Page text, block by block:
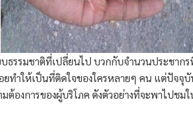
รรมชาติที่เปลี่ยนไป บวกกับจำนวนประชา
ทำให้เป็นที่ติดใจของใครหลายๆ คน แต่ปัจจุ
ต้องการของผู้บริโภค ดังตัวอย่างที่จะพาไป